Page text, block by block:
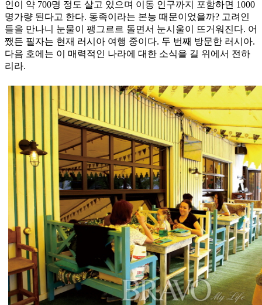
인이 약 700명 정도 살고 있으며 이동 인구까지 포함하면 1000
명가량 된다고 한다. 동족이라는 본능 때문이었을까? 고려인
들을 만나니 눈물이 팽그르르 돌면서 눈시울이 뜨거워진다. 어
쨌든 필자는 현재 러시아 여행 중이다. 두 번째 방문한 러시아.
다음 호에는 이 매력적인 나라에 대한 소식을 길 위에서 전하
리라.